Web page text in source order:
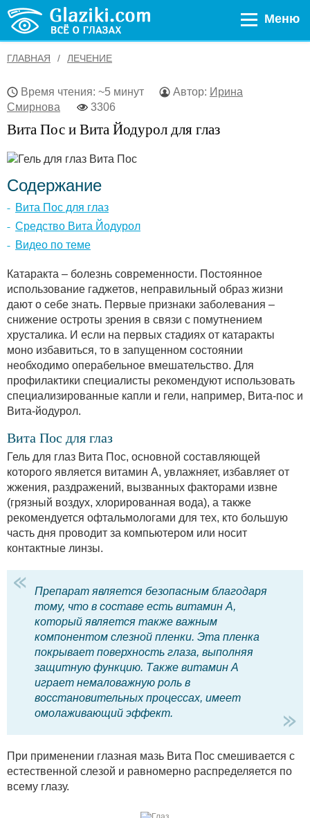
Меню
ГЛАВНАЯ ЛЕЧЕНИЕ
Время чтения: ~5 минут Автор: Ирина
Смирнова
3306
Вита Пос и Вита Йодурол для глаз
Содержание
Вита Пос для глаз
Средство Вита Йодурол
Видео по теме
Катаракта – болезнь современности. Постоянное
использование гаджетов, неправильный образ жизни
дают о себе знать. Первые признаки заболевания –
снижение остроты зрения в связи с помутнением
хрусталика. И если на первых стадиях от катаракты
моно избавиться, то в запущенном состоянии
необходимо операбельное вмешательство. Для
профилактики специалисты рекомендуют использовать
специализированные капли и гели, например, Вита-пос и
Вита-йодурол.
Вита Пос для глаз
Гель для глаз Вита Пос, основной составляющей
которого является витамин А, увлажняет, избавляет от
жжения, раздражений, вызванных факторами извне
(грязный воздух, хлорированная вода), а также
рекомендуется офтальмологами для тех, кто большую
часть дня проводит за компьютером или носит
контактные линзы.
Препарат является безопасным благодаря
тому, что в составе есть витамин А,
который является также важным
компонентом слезной пленки. Эта пленка
покрывает поверхность глаза, выполняя
защитную функцию. Также витамин А
играет немаловажную роль в
восстановительных процессах, имеет
омолаживающий эффект.
При применении глазная мазь Вита Пос смешивается с
естественной слезой и равномерно распределяется по
всему глазу.